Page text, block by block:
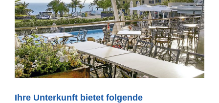
Ihre Unterkunft bietet folgende